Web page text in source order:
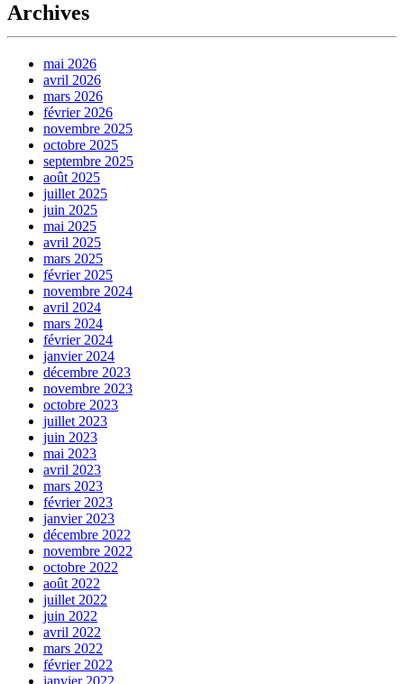
Archives
mai 2026
avril 2026
mars 2026
février 2026
novembre 2025
octobre 2025
septembre 2025
août 2025
juillet 2025
juin 2025
mai 2025
avril 2025
mars 2025
février 2025
novembre 2024
avril 2024
mars 2024
février 2024
janvier 2024
décembre 2023
novembre 2023
octobre 2023
juillet 2023
juin 2023
mai 2023
avril 2023
mars 2023
février 2023
janvier 2023
décembre 2022
novembre 2022
octobre 2022
août 2022
juillet 2022
juin 2022
avril 2022
mars 2022
février 2022